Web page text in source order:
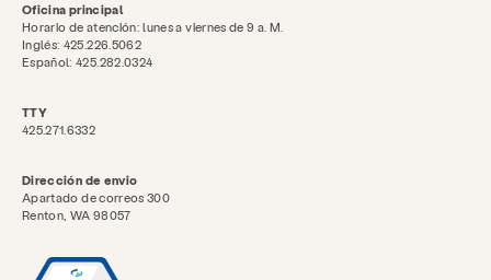
Oficina principal
Horario de atención: lunes a viernes de 9 a. M.
Inglés: 425.226.5062
Español: 425.282.0324
TTY
425.271.6332
Dirección de envio
Apartado de correos 300
Renton, WA 98057